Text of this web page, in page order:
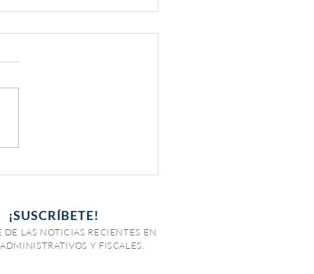
¡SUSCRÍBETE!
DE LAS NOTICIAS RECIENTES EN
Y FISCALES.